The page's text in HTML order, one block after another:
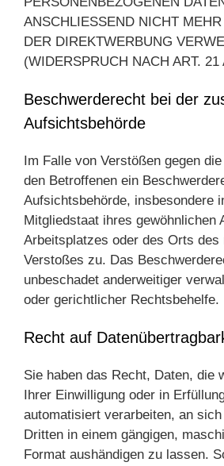
ANSCHLIESSEND NICHT
DER DIREKTWERBUNG
(WIDERSPRUCH NACH ART.
Beschwerde­recht bei der
Aufsichts­behörde
Im Falle von Verstößen gegen
den Betroffenen ein
Aufsichtsbehörde, insbesondere
Mitgliedstaat ihres gewöhnlichen
Arbeitsplatzes oder des Orts des
Verstoßes zu. Das
unbeschadet anderweitiger
oder gerichtlicher Rechtsbehelfe.
Recht auf
Sie haben das Recht, Daten, die
Ihrer Einwilligung oder in
automatisiert verarbeiten, an
Dritten in einem gängigen,
Format aushändigen zu lassen.